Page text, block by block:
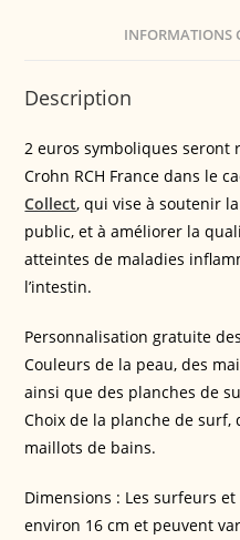
INFORMATIONS
Description
2 euros symboliques seront
Crohn RCH France dans le
Collect, qui vise à soutenir
public, et à améliorer la
atteintes de maladies
l’intestin.
Personnalisation gratuite
Couleurs de la peau, des
ainsi que des planches de
Choix de la planche de surf,
maillots de bains.
Dimensions : Les surfeurs
environ 16 cm et peuvent